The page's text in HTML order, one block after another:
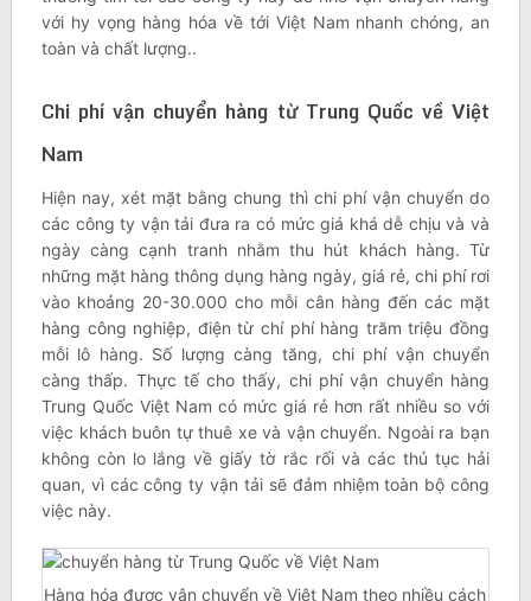
với hy vọng hàng hóa về tới Việt Nam nhanh chóng, an
toàn và chất lượng..
Chi phí vận chuyển hàng từ Trung Quốc về Việt
Nam
Hiện nay, xét mặt bằng chung thì chi phí vận chuyển do
các công ty vận tải đưa ra có mức giá khá dễ chịu và và
ngày càng cạnh tranh nhằm thu hút khách hàng. Từ
những mặt hàng thông dụng hàng ngày, giá rẻ, chi phí rơi
vào khoảng 20-30.000 cho mỗi cân hàng đến các mặt
hàng công nghiệp, điện từ chí phí hàng trăm triệu đồng
mỗi lô hàng. Số lượng càng tăng, chi phí vận chuyển
càng thấp. Thực tế cho thấy, chi phí vận chuyển hàng
Trung Quốc Việt Nam có mức giá rẻ hơn rất nhiều so với
việc khách buôn tự thuê xe và vận chuyển. Ngoài ra bạn
không còn lo lắng về giấy tờ rắc rối và các thủ tục hải
quan, vì các công ty vận tải sẽ đảm nhiệm toàn bộ công
việc này.
Hàng hóa được vận chuyển về Việt Nam theo nhiều cách